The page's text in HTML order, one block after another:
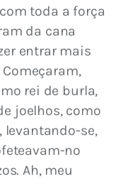
toda a força
da cana
entrar mais
rei de burla,
joelhos, como
levantando-se,
no
Ah, meu